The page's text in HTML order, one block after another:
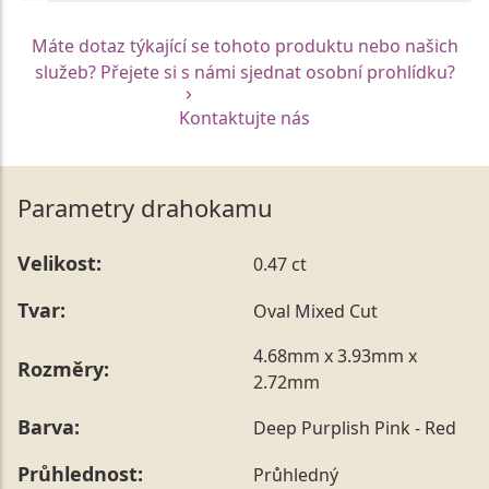
Máte dotaz týkající se tohoto produktu nebo našich
služeb? Přejete si s námi sjednat osobní prohlídku?
Kontaktujte nás
Parametry drahokamu
Velikost: 0.47 ct
Tvar: Oval Mixed Cut
Rozměry:
4.68mm x 3.93mm x
2.72mm
Barva: Deep Purplish Pink - Red
Průhlednost: Průhledný